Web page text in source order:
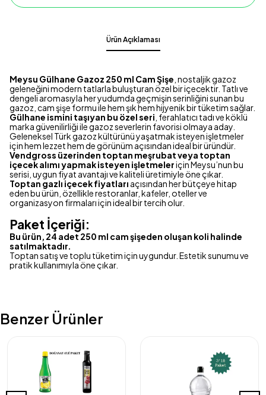
Ürün Açıklaması
Meysu Gülhane Gazoz 250 ml Cam Şişe , nostaljik gazoz
geleneğini modern tatlarla buluşturan özel bir içecektir. Tatlı ve
dengeli aromasıyla her yudumda geçmişin serinliğini sunan bu
gazoz, cam şişe formu ile hem şık hem hijyenik bir tüketim sağlar.
Gülhane ismini taşıyan bu özel seri , ferahlatıcı tadı ve köklü
marka güvenilirliği ile gazoz severlerin favorisi olmaya aday.
Geleneksel Türk gazoz kültürünü yaşatmak isteyen işletmeler
için hem lezzet hem de görünüm açısından ideal bir üründür.
Vendgross üzerinden toptan meşrubat veya toptan
içecek alımı yapmak isteyen işletmeleriçin Meysu’nun bu
serisi, uygun fiyat avantajı ve kaliteli üretimiyle öne çıkar.
Toptan gazlı içecek fiyatları açısından her bütçeye hitap
eden bu ürün, özellikle restoranlar, kafeler, oteller ve
organizasyon firmaları için ideal bir tercih olur.
Paket İçeriği:
Bu ürün, 24 adet 250 ml cam şişeden oluşan koli halinde
satılmaktadır.
Toptan satış ve toplu tüketim için uygundur. Estetik sunumu ve
pratik kullanımıyla öne çıkar.
Benzer Ürünler